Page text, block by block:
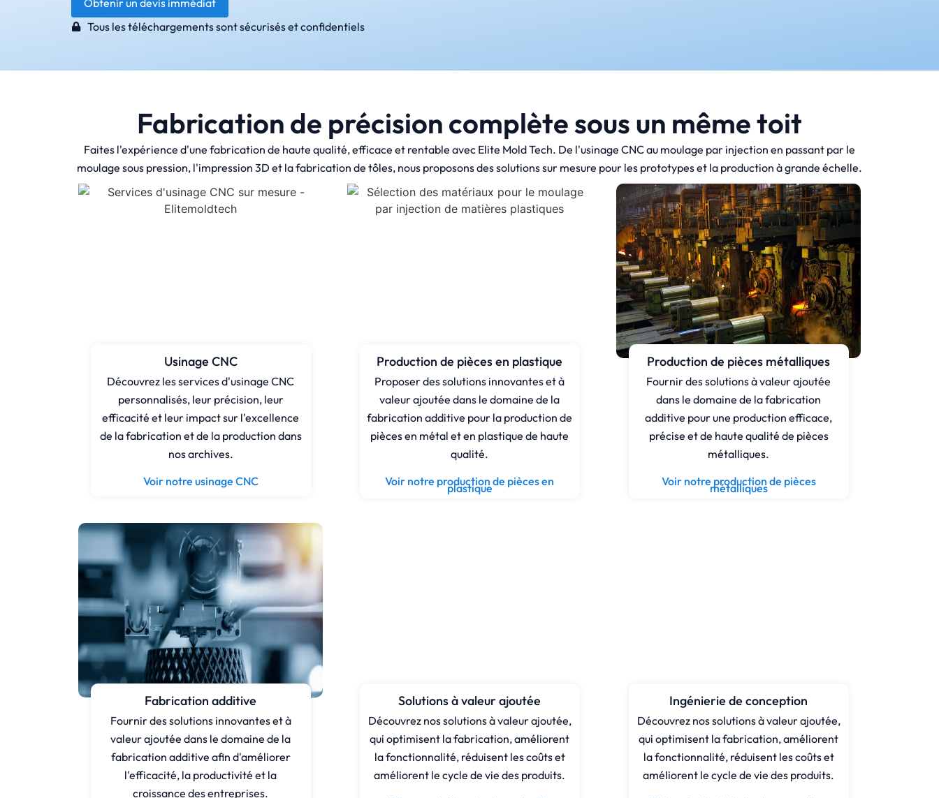
Obtenir un devis immédiat
Tous les téléchargements sont sécurisés et confidentiels
Fabrication de précision complète sous un même toit
Faites l'expérience d'une fabrication de haute qualité, efficace et rentable avec Elite Mold Tech. De l'usinage CNC au moulage par injection en passant par le
moulage sous pression, l'impression 3D et la fabrication de tôles, nous proposons des solutions sur mesure pour les prototypes et la production à grande échelle.
Usinage CNC
Découvrez les services d'usinage CNC
personnalisés, leur précision, leur
efficacité et leur impact sur l'excellence
de la fabrication et de la production dans
nos archives.
Voir notre usinage CNC
Production de pièces en plastique
Proposer des solutions innovantes et à
valeur ajoutée dans le domaine de la
fabrication additive pour la production de
pièces en métal et en plastique de haute
qualité.
Voir notre production de pièces en
plastique
Production de pièces métalliques
Fournir des solutions à valeur ajoutée
dans le domaine de la fabrication
additive pour une production efficace,
précise et de haute qualité de pièces
métalliques.
Voir notre production de pièces
métalliques
Fabrication additive
Fournir des solutions innovantes et à
valeur ajoutée dans le domaine de la
fabrication additive afin d'améliorer
l'efficacité, la productivité et la
croissance des entreprises.
Solutions à valeur ajoutée
Découvrez nos solutions à valeur ajoutée,
qui optimisent la fabrication, améliorent
la fonctionnalité, réduisent les coûts et
améliorent le cycle de vie des produits.
Ingénierie de conception
Découvrez nos solutions à valeur ajoutée,
qui optimisent la fabrication, améliorent
la fonctionnalité, réduisent les coûts et
améliorent le cycle de vie des produits.